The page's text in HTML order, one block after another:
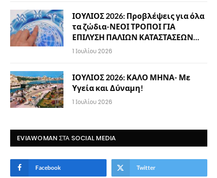
ΙΟΥΛΙΟΣ 2026: Προβλέψεις για όλα
τα ζώδια-ΝΕΟΙ ΤΡΟΠΟΙ ΓΙΑ
ΕΠΙΛΥΣΗ ΠΑΛΙΩΝ ΚΑΤΑΣΤΑΣΕΩΝ…
1 Ιουλίου 2026
ΙΟΥΛΙΟΣ 2026: ΚΑΛΟ ΜΗΝΑ- Με
Υγεία και Δύναμη!
1 Ιουλίου 2026
EVIAWOMAN ΣΤΑ SOCIAL MEDIA
Facebook Twitter